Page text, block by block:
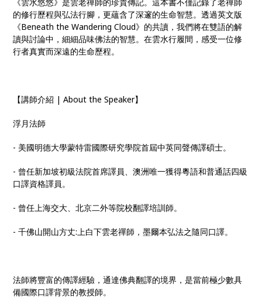
的修行歷程與弘法行腳，更蘊含了深邃的生命智慧。透過英文版
《Beneath the Wandering Cloud》的共讀，我們將在雙語的解
讀與討論中，細細品味佛法的智慧。在雲水行履間，感受一位修
行者真實而深遠的生命歷程。
【講師介紹 | About the Speaker】
浮月法師
- 美國明德大學蒙特雷國際研究學院首屆中英同聲傳譯碩士。
- 曾任新加坡初級法院首席譯員、澳洲唯一獲得粵語和普通話四級
口譯資格譯員。
- 曾任上海交大、北京二外等院校翻譯培訓師。
- 千佛山開山方丈:上白下雲老禪師，墨爾本弘法之隨同口譯。
法師將豐富的傳譯經驗，通達佛典翻譯的境界，是當前極少數具
備國際口譯背景的教授師。